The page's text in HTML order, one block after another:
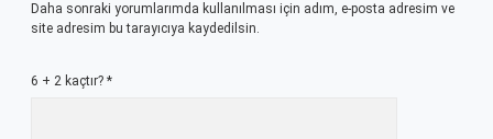
Daha sonraki yorumlarımda kullanılması için adım, e-posta adresim ve
site adresim bu tarayıcıya kaydedilsin.
6 + 2 kaçtır? *